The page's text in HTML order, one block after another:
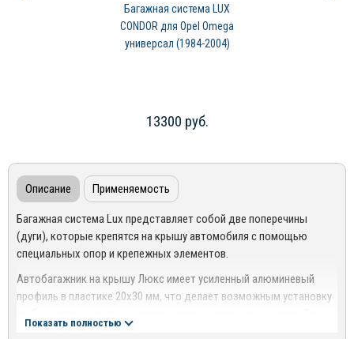
Багажная система LUX
CONDOR для Opel Omega
универсал (1984-2004)
13300 руб.
Описание Применяемость
Багажная система Lux представляет собой две поперечины
(дуги), которые крепятся на крышу автомобиля с помощью
специальных опор и крепежных элементов.
Автобагажник на крышу Люкс имеет усиленный алюминевый
профиль в пластике 20х30 мм, что делает возможным установку
производителей багажников
Показать полностью